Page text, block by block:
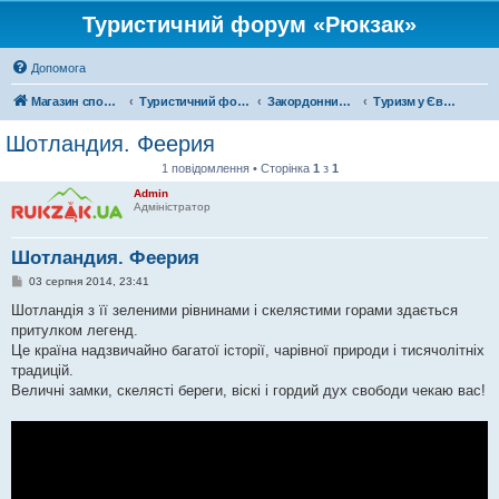
Туристичний форум «Рюкзак»
Допомога
Магазин спорядження Туристичний форум «Рюкзак» Закордонний туризм Туризм у Європі
Шотландия. Феерия
1 повідомлення • Сторінка 1 з 1
Admin
Адміністратор
Шотландия. Феерия
П
в
д
о
л
е
03 серпня 2014, 23:41
Шотландія з її зеленими рівнинами і скелястими горами здається
притулком легенд.
Це країна надзвичайно багатої історії, чарівної природи і тисячолітніх
традицій.
Величні замки, скелясті береги, віскі і гордий дух свободи чекаю вас!